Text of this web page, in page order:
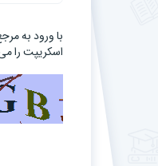
با ورود به
اسکریپت را